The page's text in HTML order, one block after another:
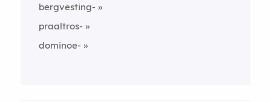
bergvesting-
praaltros-
dominoe-